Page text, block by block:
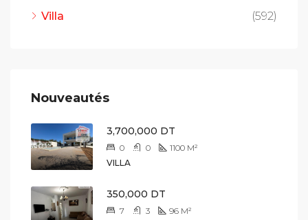
Villa
(592)
Nouveautés
3,700,000 DT
0 0 1100 M²
VILLA
350,000 DT
7 3 96 M²